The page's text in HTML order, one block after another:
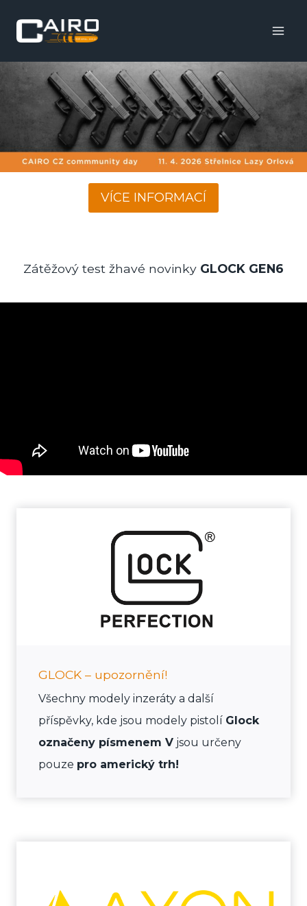
VÍCE INFORMACÍ
Zátěžový test žhavé novinky GLOCK GEN6
GLOCK – upozornění!
Všechny modely inzeráty a další
příspěvky, kde jsou modely pistolí Glock
označeny písmenem V jsou určeny
pouze pro americký trh!